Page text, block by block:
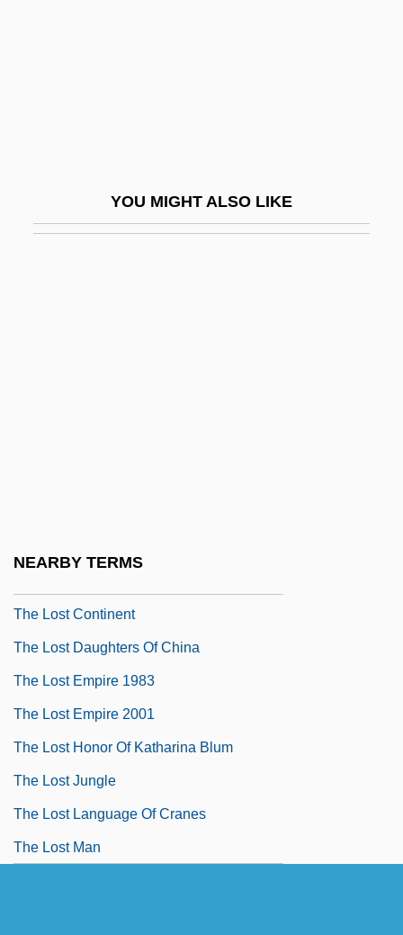
YOU MIGHT ALSO LIKE
NEARBY TERMS
The Lost Continent
The Lost Daughters Of China
The Lost Empire 1983
The Lost Empire 2001
The Lost Honor Of Katharina Blum
The Lost Jungle
The Lost Language Of Cranes
The Lost Man